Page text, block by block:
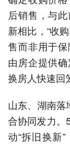
后销售，与
新相比，“收
售而非用于
由房企提供
换房人快速回
山东、湖南落
合协同发力。
动“拆旧换新